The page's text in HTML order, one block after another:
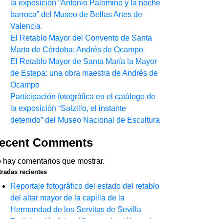
la exposición “Antonio Palomino y la noche
barroca” del Museo de Bellas Artes de
Valencia
El Retablo Mayor del Convento de Santa
Marta de Córdoba: Andrés de Ocampo
El Retablo Mayor de Santa María la Mayor
de Estepa: una obra maestra de Andrés de
Ocampo
Participación fotográfica en el catálogo de
la exposición “Salzillo, el instante
detenido” del Museo Nacional de Escultura
Comments
hay comentarios que mostrar.
recientes
Reportaje fotográfico del estado del retablo
del altar mayor de la capilla de la
Hermandad de los Servitas de Sevilla